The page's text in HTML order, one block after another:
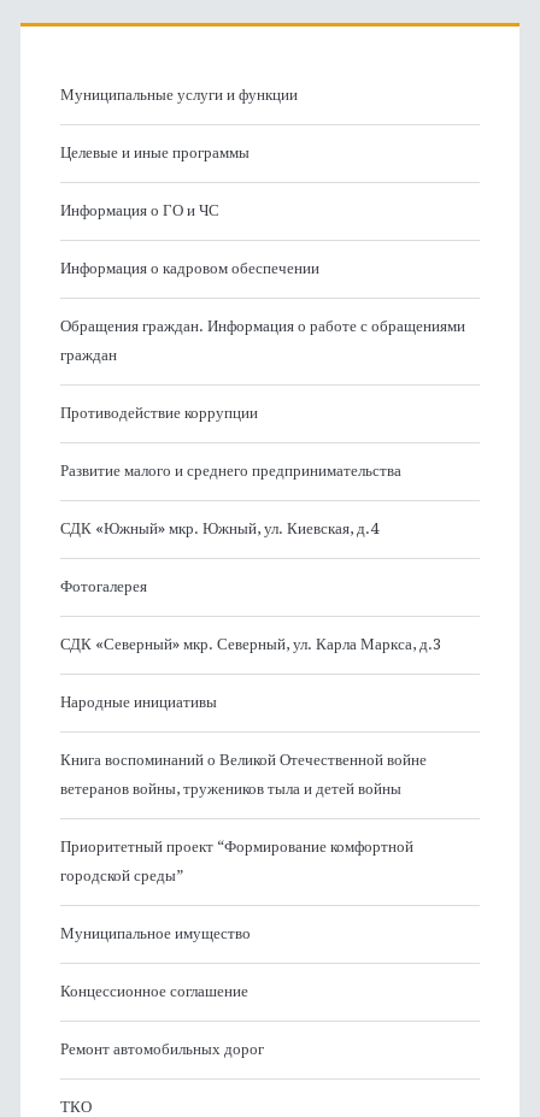
Муниципальные услуги и функции
Целевые и иные программы
Информация о ГО и ЧС
Информация о кадровом обеспечении
Обращения граждан. Информация о работе с обращениями
граждан
Противодействие коррупции
Развитие малого и среднего предпринимательства
СДК «Южный» мкр. Южный, ул. Киевская, д.4
Фотогалерея
СДК «Северный» мкр. Северный, ул. Карла Маркса, д.3
Народные инициативы
Книга воспоминаний о Великой Отечественной войне
ветеранов войны, тружеников тыла и детей войны
Приоритетный проект “Формирование комфортной
городской среды”
Муниципальное имущество
Концессионное соглашение
Ремонт автомобильных дорог
ТКО